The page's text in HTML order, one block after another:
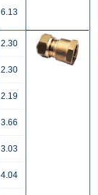
6.13
2.30
2.30
2.19
3.66
3.03
4.04